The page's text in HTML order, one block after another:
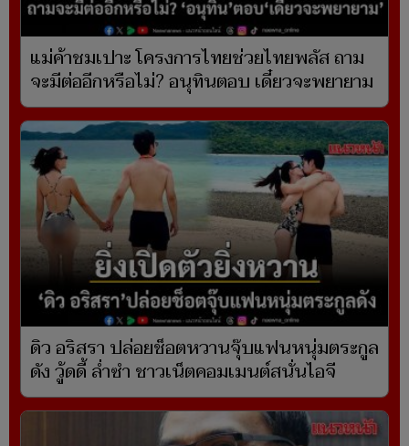
แม่ค้าชมเปาะ โครงการไทยช่วยไทยพลัส ถาม
จะมีต่ออีกหรือไม่? อนุทินตอบ เดี๋ยวจะพยายาม
ดิว อริสรา ปล่อยช็อตหวานจุ๊บแฟนหนุ่มตระกูล
ดัง วู้ดดี้ ล่ำซำ ชาวเน็ตคอมเมนต์สนั่นไอจี